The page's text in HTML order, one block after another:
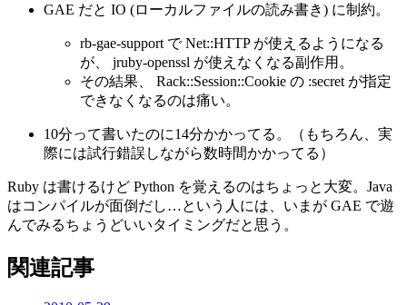
GAE だと IO (ローカルファイルの読み書き) に制約。
rb-gae-support で Net::HTTP が使えるようになる
が、 jruby-openssl が使えなくなる副作用。
その結果、 Rack::Session::Cookie の :secret が指定
できなくなるのは痛い。
10分って書いたのに14分かかってる。（もちろん、実
際には試行錯誤しながら数時間かかってる）
Ruby は書けるけど Python を覚えるのはちょっと大変。Java
はコンパイルが面倒だし…という人には、いまが GAE で遊
んでみるちょうどいいタイミングだと思う。
関連記事